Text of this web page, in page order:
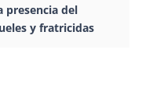
presencia del
y fratricidas